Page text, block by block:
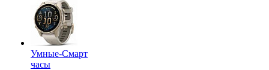
Умные-Смарт
часы